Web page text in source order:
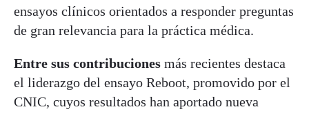
ensayos clínicos orientados a responder preguntas
de gran relevancia para la práctica médica.
Entre sus contribuciones más recientes destaca
el liderazgo del ensayo Reboot, promovido por el
CNIC, cuyos resultados han aportado nueva